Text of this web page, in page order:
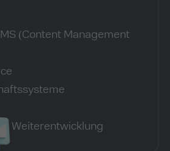
(Content Management
Weiterentwicklung